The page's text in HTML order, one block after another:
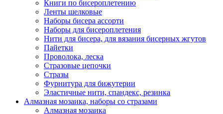
Книги по бисероплетению
Ленты шелковые
Наборы бисера ассорти
Наборы для бисероплетения
Нити для бисера, для вязания бисерных жгутов
Пайетки
Проволока, леска
Стразовые цепочки
Стразы
Фурнитура для бижутерии
Эластичные нити, спандекс, резинка
Алмазная мозаика, наборы со стразами
Алмазная мозаика